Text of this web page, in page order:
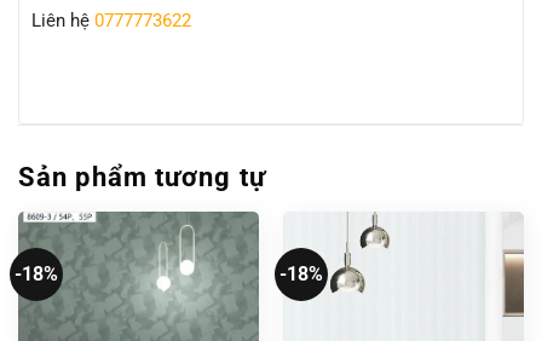
Liên hệ 0777773622
Sản phẩm tương tự
-18% -18%